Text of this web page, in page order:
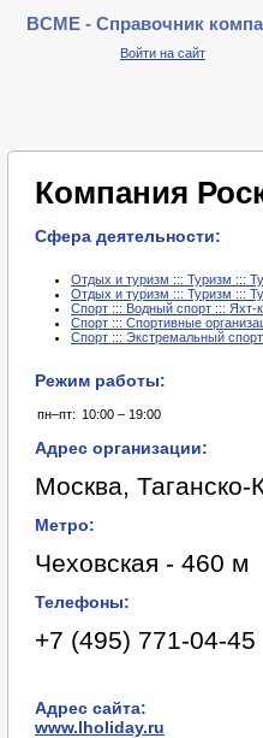
BCME - Справочник
Войти на сайт
Компания
Сфера деятельности:
Отдых и туризм ::: Туризм :::
Отдых и туризм ::: Туризм :::
Спорт ::: Водный спорт ::: Яхт-
Спорт ::: Спортивные
Спорт ::: Экстремальный
Режим работы:
пн–пт: 10:00 – 19:00
Адрес организации:
Москва,
Метро:
Чеховская - 460 м
Телефоны:
+7 (495) 771-04-45
Адрес сайта:
www.lholiday.ru